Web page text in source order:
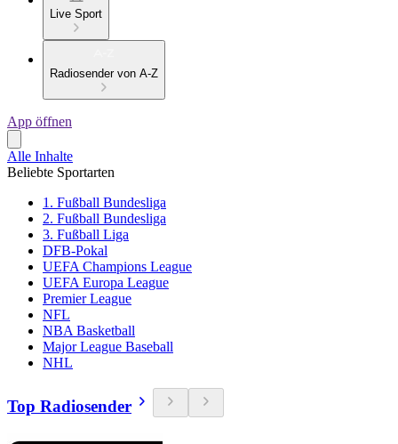
Live Sport
Radiosender von A-Z
App öffnen
Alle Inhalte
Beliebte Sportarten
1. Fußball Bundesliga
2. Fußball Bundesliga
3. Fußball Liga
DFB-Pokal
UEFA Champions League
UEFA Europa League
Premier League
NFL
NBA Basketball
Major League Baseball
NHL
Top Radiosender